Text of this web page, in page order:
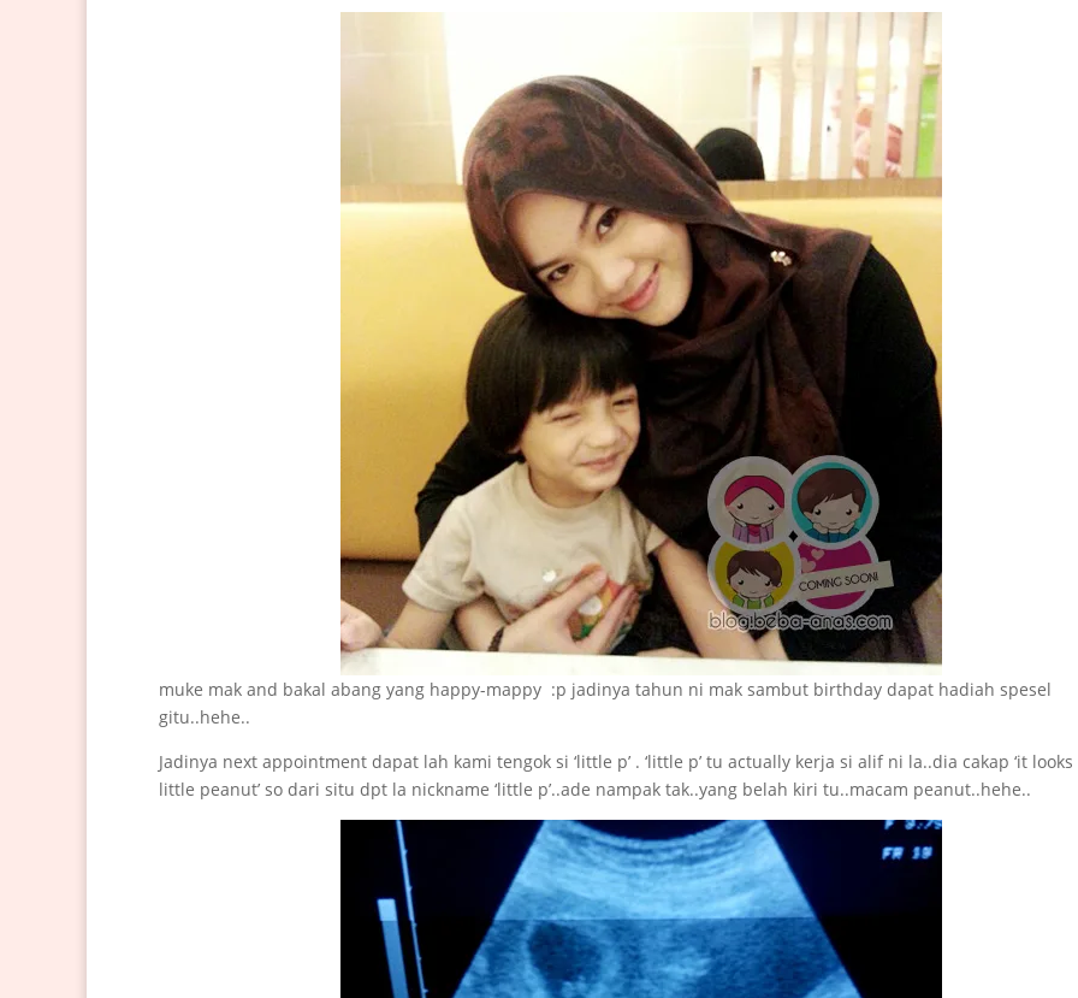
muke mak and bakal abang yang happy-mappy :p jadinya tahun ni mak sambut birthday dapat hadiah spesel
gitu..hehe..
Jadinya next appointment dapat lah kami tengok si ‘little p’ . ‘little p’ tu actually kerja si alif ni la..dia cakap ‘it looks
little peanut’ so dari situ dpt la nickname ‘little p’..ade nampak tak..yang belah kiri tu..macam peanut..hehe..